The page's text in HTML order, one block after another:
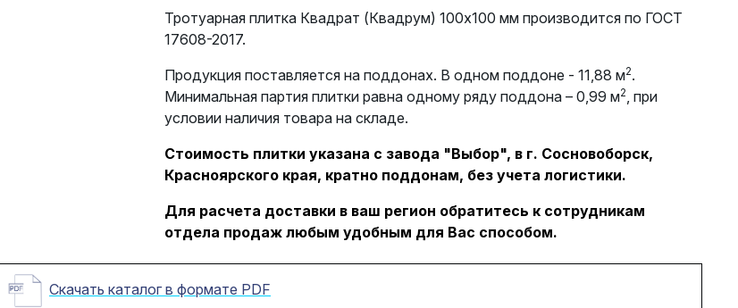
Тротуарная плитка Квадрат (Квадрум) 100х100 мм производится по ГОСТ
17608-2017.
Продукция поставляется на поддонах. В одном поддоне - 11,88 м2.
Минимальная партия плитки равна одному ряду поддона – 0,99 м2, при
условии наличия товара на складе.
Стоимость плитки указана с завода "Выбор", в г. Сосновоборск,
Красноярского края, кратно поддонам, без учета логистики.
Для расчета доставки в ваш регион обратитесь к сотрудникам
отдела продаж любым удобным для Вас способом.
Скачать каталог в формате PDF